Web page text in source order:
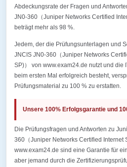
Abdeckungsrate der Fragen und
JN0-360（Juniper Networks Certified
beträgt mehr als 98 %.
Jedem, der die Prüfungsunterlagen und
JNCIS JN0-360（Juniper Networks
SP)） von www.exam24.de nutzt und die
beim ersten Mal erfolgreich besteht,
Prüfungsmaterial zu 100 % zu erstatten.
Unsere 100% Erfolgsgarantie und
Die Prüfungsfragen und Antworten zu
360（Juniper Networks Certified Internet
www.exam24.de sind eine Garantie für
aber jemand durch die